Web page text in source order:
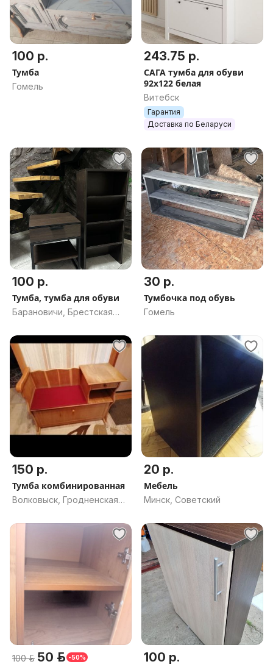
100 р.
Тумба
Гомель
243.75 р.
САГА тумба для обуви
92х122 белая
Витебск
Гарантия
Доставка по Беларуси
100 р.
Тумба, тумба для обуви
Барановичи, Брестская
30 р.
Тумбочка под обувь
Гомель
150 р.
Тумба комбинированная
Волковыск, Гродненская
20 р.
Мебель
Минск, Советский
100 р. 50 р. -50% 100 р.